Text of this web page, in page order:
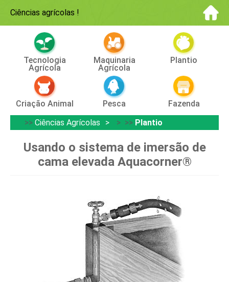
Ciências agrícolas !
Tecnologia
Agrícola
Maquinaria
Agrícola
Plantio
Criação Animal Pesca
Fazenda
>> Ciências Agrícolas > >> Plantio
Usando o sistema de imersão de
cama elevada Aquacorner®